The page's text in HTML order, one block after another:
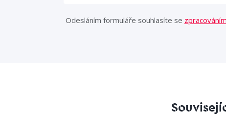
Odesláním formuláře souhlasíte se